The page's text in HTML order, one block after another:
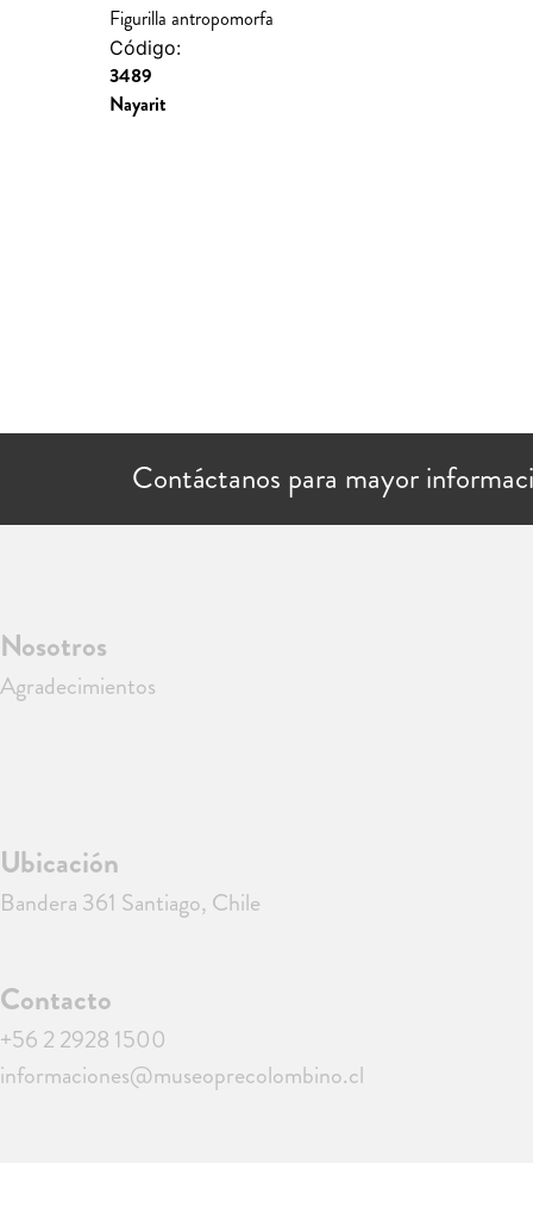
Figurilla antropomorfa
Código:
3489
Nayarit
Contáctanos para mayor
Nosotros
Agradecimientos
Ubicación
Bandera 361 Santiago, Chile
Contacto
+56 2 2928 1500
informaciones@museoprecolombino.cl